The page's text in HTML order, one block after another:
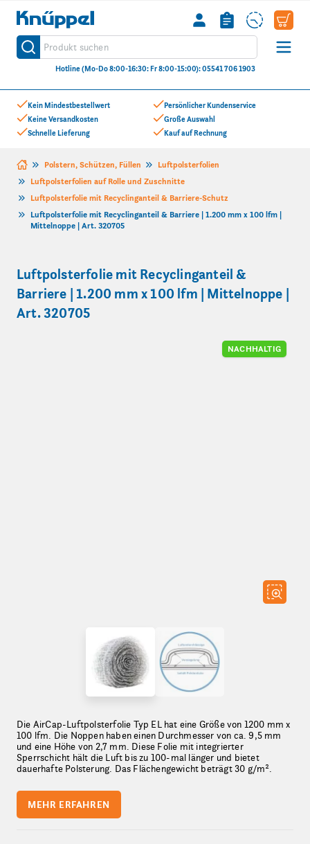
Kein Mindestbestellwert
Keine Versandkosten
Schnelle Lieferung
Persönlicher Kundenservice
Große Auswahl
Kauf auf Rechnung
Knüppel
Produkt suchen
Suche
Hotline (Mo-Do 8:00-16:30: Fr 8:00-15:00): 05541 706 1903
Zum Inhalt springen
Polstern, Schützen, Füllen
Luftpolsterfolien
Luftpolsterfolien auf Rolle und Zuschnitte
Luftpolsterfolie mit Recyclinganteil & Barriere-Schutz
Luftpolsterfolie mit Recyclinganteil & Barriere | 1.200 mm x 100 lfm |
Mittelnoppe | Art. 320705
Luftpolsterfolie mit Recyclinganteil &
Barriere | 1.200 mm x 100 lfm | Mittelnoppe |
Art. 320705
NACHHALTIG
Die AirCap-Luftpolsterfolie Typ EL hat eine Größe von 1200 mm x
100 lfm. Die Noppen haben einen Durchmesser von ca. 9,5 mm
und eine Höhe von 2,7 mm. Diese Folie mit integrierter
Sperrschicht hält die Luft bis zu 100-mal länger und bietet
dauerhafte Polsterung. Das Flächengewicht beträgt 30 g/m².
MEHR ERFAHREN